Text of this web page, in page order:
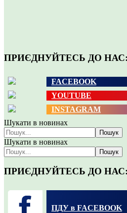
ПРИЄДНУЙТЕСЬ ДО НАС:
FACEBOOK
YOUTUBE
INSTAGRAM
Шукати в новинах
Пошук
Шукати в новинах
Пошук
ПРИЄДНУЙТЕСЬ ДО НАС:
ПДУ в FACEBOOK